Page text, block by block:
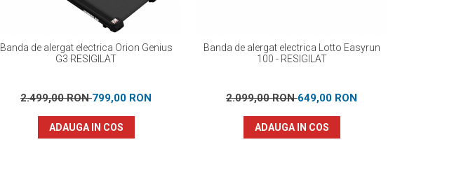
Banda de alergat electrica Orion Genius
G3 RESIGILAT
2.499,00 RON799,00 RON
ADAUGA IN COS
Banda de alergat electrica Lotto Easyrun
100 - RESIGILAT
2.099,00 RON649,00 RON
ADAUGA IN COS